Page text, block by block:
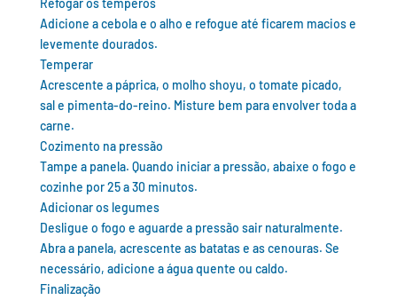
Adicione a cebola e o alho e refogue até ficarem macios e
levemente dourados.
Temperar
Acrescente a páprica, o molho shoyu, o tomate picado,
sal e pimenta-do-reino. Misture bem para envolver toda a
carne.
Cozimento na pressão
Tampe a panela. Quando iniciar a pressão, abaixe o fogo e
cozinhe por 25 a 30 minutos.
Adicionar os legumes
Desligue o fogo e aguarde a pressão sair naturalmente.
Abra a panela, acrescente as batatas e as cenouras. Se
necessário, adicione a água quente ou caldo.
Finalização